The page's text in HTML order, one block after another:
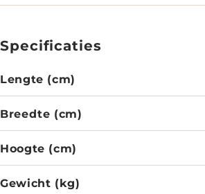
Specificaties
Lengte (cm)
Breedte (cm)
Hoogte (cm)
Gewicht (kg)